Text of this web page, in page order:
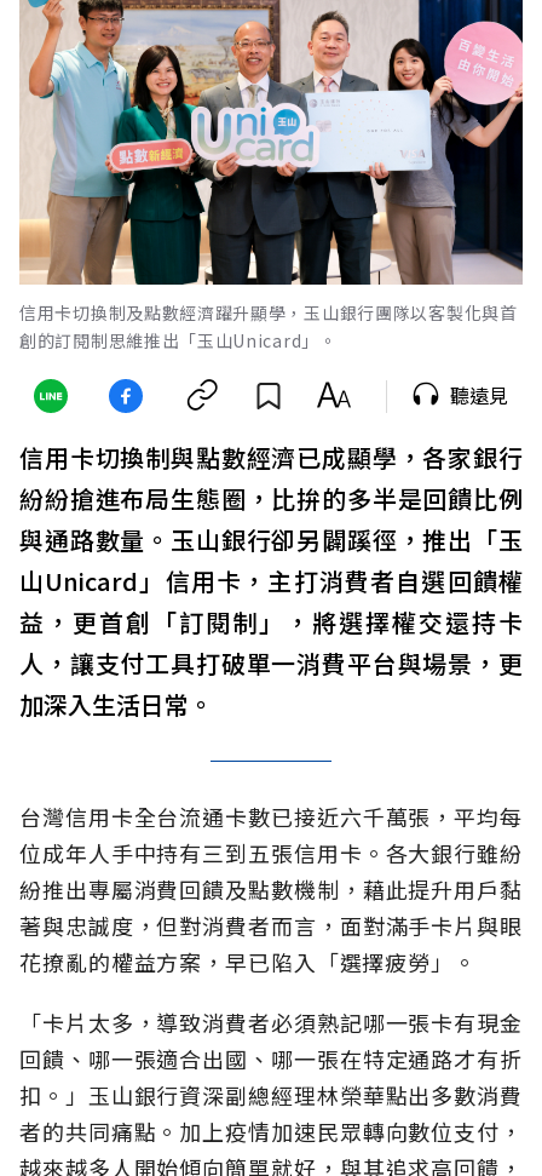
信用卡切換制及點數經濟躍升顯學，玉山銀行團隊以客製化與首
創的訂閱制思維推出「玉山Unicard」。
聽遠見
信用卡切換制與點數經濟已成顯學，各家銀行
紛紛搶進布局生態圈，比拚的多半是回饋比例
與通路數量。玉山銀行卻另闢蹊徑，推出「玉
山Unicard」信用卡，主打消費者自選回饋權
益，更首創「訂閱制」，將選擇權交還持卡
人，讓支付工具打破單一消費平台與場景，更
加深入生活日常。
台灣信用卡全台流通卡數已接近六千萬張，平均每
位成年人手中持有三到五張信用卡。各大銀行雖紛
紛推出專屬消費回饋及點數機制，藉此提升用戶黏
著與忠誠度，但對消費者而言，面對滿手卡片與眼
花撩亂的權益方案，早已陷入「選擇疲勞」。
「卡片太多，導致消費者必須熟記哪一張卡有現金
回饋、哪一張適合出國、哪一張在特定通路才有折
扣。」玉山銀行資深副總經理林榮華點出多數消費
者的共同痛點。加上疫情加速民眾轉向數位支付，
越來越多人開始傾向簡單就好，與其追求高回饋，